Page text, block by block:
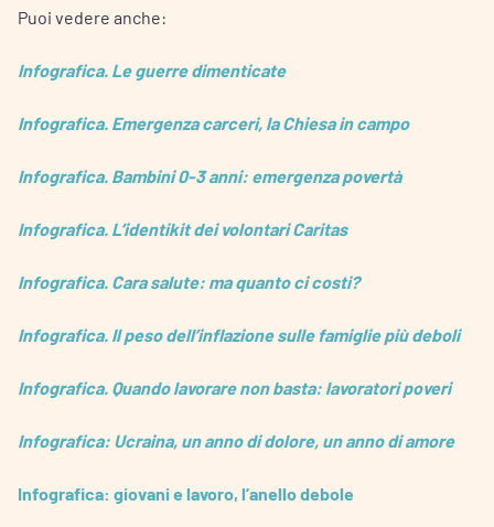
Puoi vedere anche:
Infografica. Le guerre dimenticate
Infografica. Emergenza carceri, la Chiesa in campo
Infografica. Bambini 0-3 anni: emergenza povertà
Infografica. L’identikit dei volontari Caritas
Infografica. Cara salute: ma quanto ci costi?
Infografica. Il peso dell’inflazione sulle famiglie più deboli
Infografica. Quando lavorare non basta: lavoratori poveri
Infografica: Ucraina, un anno di dolore, un anno di amore
Infografica: giovani e lavoro, l’anello debole